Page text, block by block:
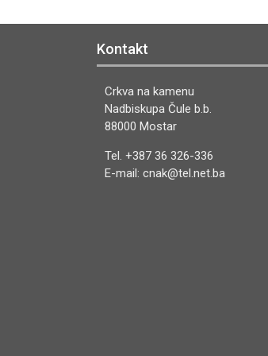
Kontakt
Crkva na kamenu
Nadbiskupa Čule b.b.
88000 Mostar
Tel. +387 36 326-336
E-mail: cnak@tel.net.ba